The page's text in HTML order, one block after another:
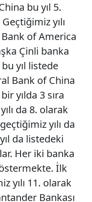
bu yıl 5.
yılı
of America
Çinli banka
yıl listede
Bank of China
yılda 3 sıra
da 8. olarak
yılı da
da listedeki
Her iki banka
İlk
yılı 11. olarak
Bankası